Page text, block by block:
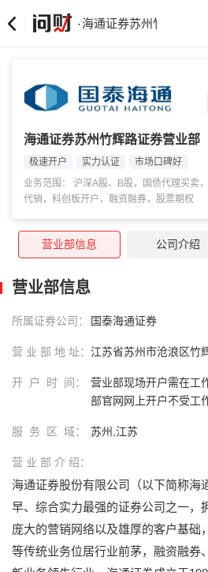
·海通证券苏州竹辉路证
海通证券苏州竹辉路证券营业部
极速开户 实力认证
市场口碑好
业务范围： 沪深A股、B股，国债代理买卖，开方式基金代销，理财产品
代销，科创板开户，融资融券，股票期权
营业部信息 公司介绍
营业部信息
所属证券公司： 国泰海通证券
营 业 部 地 址： 江苏省苏州市沧浪区竹
开 户 时 间：
营业部现场开户需在工
部官网网上开户不受工
服 务 区 域： 苏州,江苏
营 业 部 介 绍：
海通证券股份有限公司（以下简称海
早、综合实力最强的证券公司之一，
庞大的营销网络以及雄厚的客户基础
等传统业务位居行业前茅，融资融券